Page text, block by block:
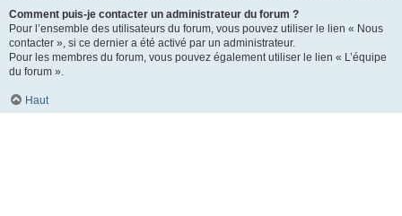
Comment puis-je contacter un administrateur du forum ?
Pour l’ensemble des utilisateurs du forum, vous pouvez utiliser le lien « Nous
contacter », si ce dernier a été activé par un administrateur.
Pour les membres du forum, vous pouvez également utiliser le lien « L’équipe
du forum ».
Haut